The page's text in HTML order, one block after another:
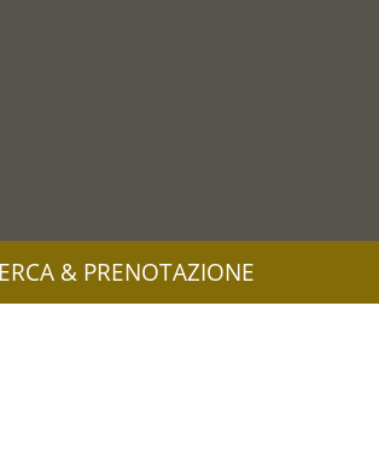
& PRENOTAZIONE